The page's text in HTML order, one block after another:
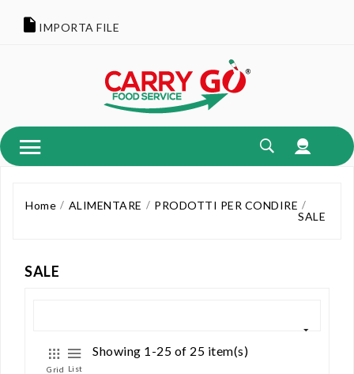
IMPORTA FILE
Home ALIMENTARE
PRODOTTI PER CONDIRE
SALE
SALE
Grid List
Showing 1-25 of 25 item(s)